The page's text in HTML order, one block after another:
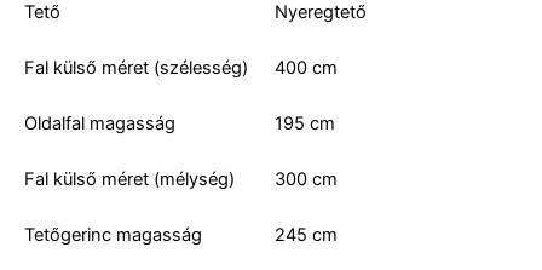
Tető Nyeregtető
Fal külső méret (szélesség) 400 cm
Oldalfal magasság 195 cm
Fal külső méret (mélység) 300 cm
Tetőgerinc magasság 245 cm